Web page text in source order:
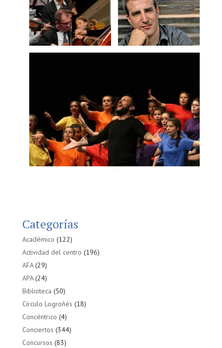
Categorías
Académico (122)
Actividad del centro (196)
AFA(29)
APA(24)
Biblioteca (50)
Círculo Logroñés (18)
Concéntrico (4)
Conciertos (344)
Concursos (83)